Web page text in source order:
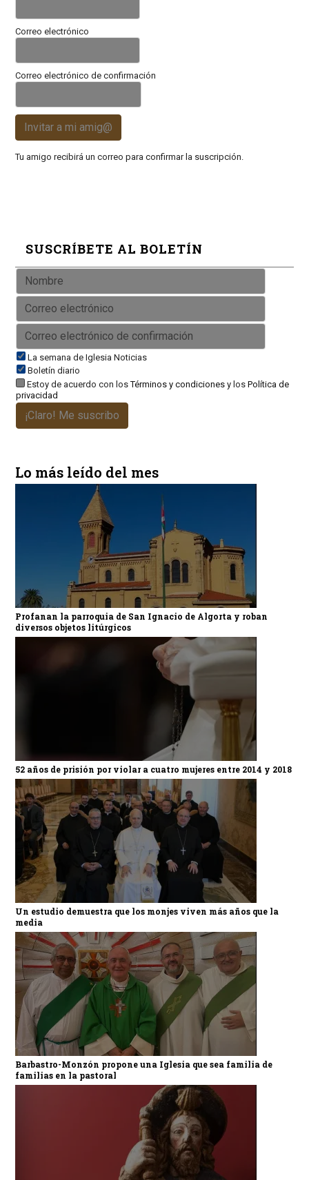
Correo electrónico
Correo electrónico de confirmación
Invitar a mi amig@
Tu amigo recibirá un correo para confirmar la suscripción.
SUSCRÍBETE AL BOLETÍN
La semana de Iglesia Noticias
Boletín diario
Estoy de acuerdo con losTérminos y condicionesy los Política de
privacidad
¡Claro! Me suscribo
Lo más leído del mes
Profanan la parroquia de San Ignacio de Algorta y roban
diversos objetos litúrgicos
52 años de prisión por violar a cuatro mujeres entre 2014 y 2018
Un estudio demuestra que los monjes viven más años que la
media
Barbastro-Monzón propone una Iglesia que sea familia de
familias en la pastoral